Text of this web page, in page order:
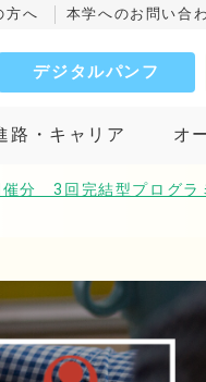
方へ 本学へのお問い合
デジタルパンフ
路・キャリア オ
分 3回完結型プログラ